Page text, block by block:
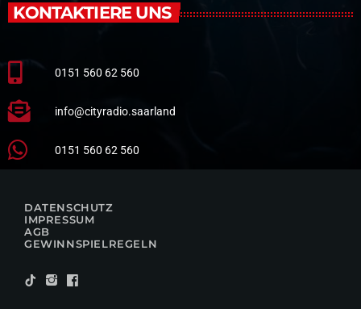
KONTAKTIERE UNS
0151 560 62 560
info@cityradio.saarland
0151 560 62 560
DATENSCHUTZ
IMPRESSUM
AGB
GEWINNSPIELREGELN